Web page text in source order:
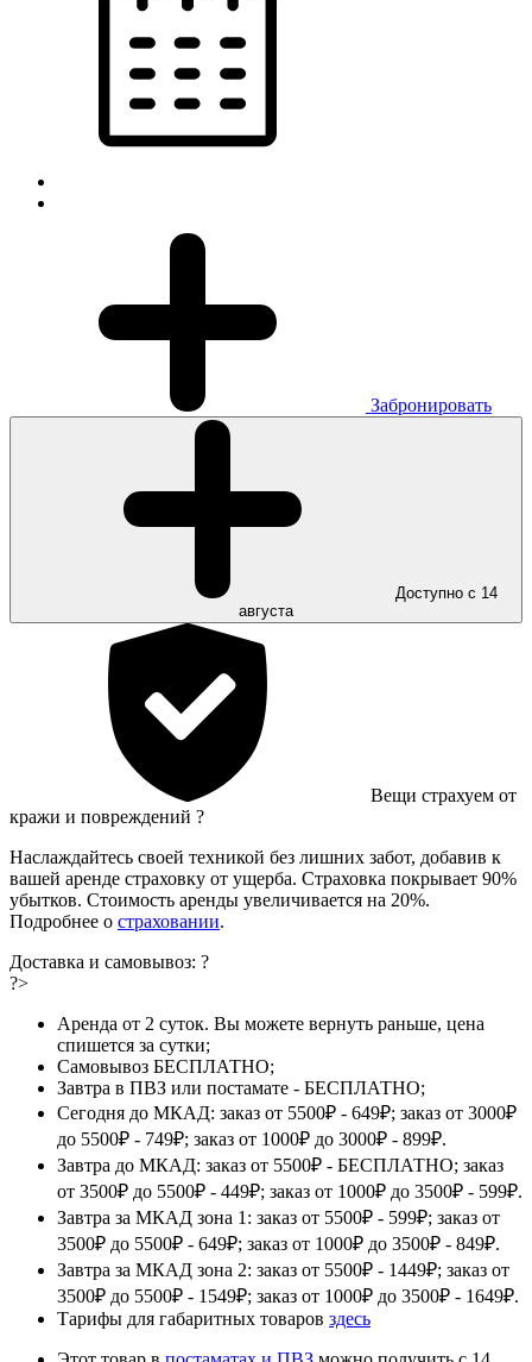
Забронировать
Доступно с 14
августа
Вещи страхуем от
кражи и повреждений ?
Наслаждайтесь своей техникой без лишних забот, добавив к
вашей аренде страховку от ущерба. Страховка покрывает 90%
убытков. Стоимость аренды увеличивается на 20%.
Подробнее о страховании.
Доставка и самовывоз: ?
?>
Аренда от 2 суток. Вы можете вернуть раньше, цена
спишется за сутки;
Самовывоз БЕСПЛАТНО;
Завтра в ПВЗ или постамате - БЕСПЛАТНО;
Сегодня до МКАД: заказ от 5500₽ - 649₽; заказ от 3000₽
до 5500₽ - 749₽; заказ от 1000₽ до 3000₽ - 899₽.
Завтра до МКАД: заказ от 5500₽ - БЕСПЛАТНО; заказ
от 3500₽ до 5500₽ - 449₽; заказ от 1000₽ до 3500₽ - 599₽.
Завтра за МКАД зона 1: заказ от 5500₽ - 599₽; заказ от
3500₽ до 5500₽ - 649₽; заказ от 1000₽ до 3500₽ - 849₽.
Завтра за МКАД зона 2: заказ от 5500₽ - 1449₽; заказ от
3500₽ до 5500₽ - 1549₽; заказ от 1000₽ до 3500₽ - 1649₽.
Тарифы для габаритных товаров здесь